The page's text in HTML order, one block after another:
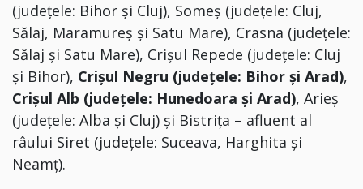
(judeţele: Bihor şi Cluj), Someş (judeţele: Cluj,
Sălaj, Maramureş şi Satu Mare), Crasna (judeţele:
Sălaj şi Satu Mare), Crişul Repede (judeţele: Cluj
şi Bihor), Crişul Negru (judeţele: Bihor şi Arad),
Crişul Alb (judeţele: Hunedoara şi Arad), Arieş
(judeţele: Alba şi Cluj) și Bistriţa – afluent al
râului Siret (judeţele: Suceava, Harghita şi
Neamţ).